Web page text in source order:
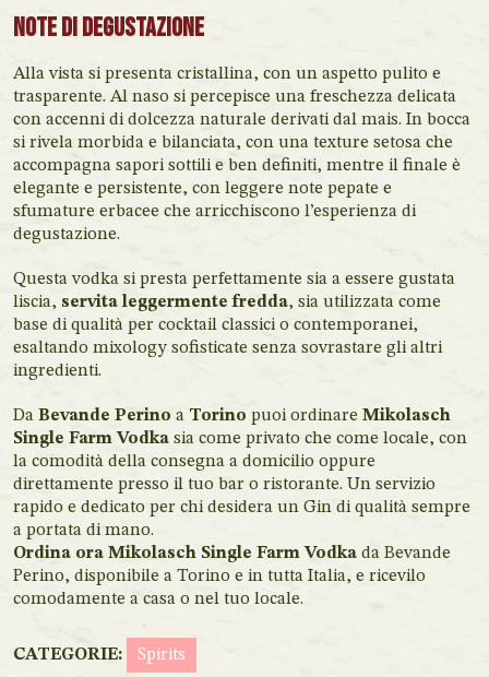
Note di Degustazione
Alla vista si presenta cristallina, con un aspetto pulito e
trasparente. Al naso si percepisce una freschezza delicata
con accenni di dolcezza naturale derivati dal mais. In bocca
si rivela morbida e bilanciata, con una texture setosa che
accompagna sapori sottili e ben definiti, mentre il finale è
elegante e persistente, con leggere note pepate e
sfumature erbacee che arricchiscono l’esperienza di
degustazione.
Questa vodka si presta perfettamente sia a essere gustata
liscia, servita leggermente fredda, sia utilizzata come
base di qualità per cocktail classici o contemporanei,
esaltando mixology sofisticate senza sovrastare gli altri
ingredienti.
Da Bevande Perino a Torino puoi ordinare Mikolasch
Single Farm Vodka sia come privato che come locale, con
la comodità della consegna a domicilio oppure
direttamente presso il tuo bar o ristorante. Un servizio
rapido e dedicato per chi desidera un Gin di qualità sempre
a portata di mano.
Ordina ora Mikolasch Single Farm Vodka da Bevande
Perino, disponibile a Torino e in tutta Italia, e ricevilo
comodamente a casa o nel tuo locale.
CATEGORIE: Spirits